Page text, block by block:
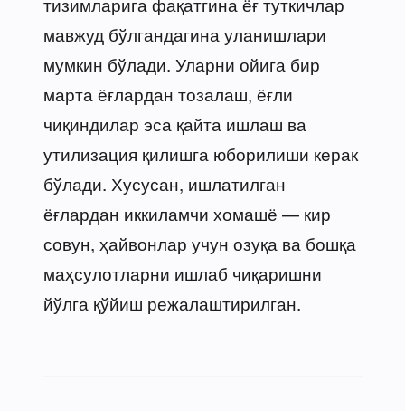
мавжуд бўлгандагина уланишлари
мумкин бўлади. Уларни ойига бир
марта ёғлардан тозалаш, ёғли
чиқиндилар эса қайта ишлаш ва
утилизация қилишга юборилиши керак
бўлади. Хусусан, ишлатилган
ёғлардан иккиламчи хомашё — кир
совун, ҳайвонлар учун озуқа ва бошқа
маҳсулотларни ишлаб чиқаришни
йўлга қўйиш режалаштирилган.